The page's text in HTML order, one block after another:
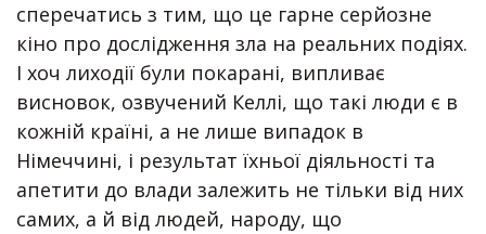
сперечатись з тим, що це гарне серйозне
кіно про дослідження зла на реальних подіях.
І хоч лиходії були покарані, випливає
висновок, озвучений Келлі, що такі люди є в
кожній країні, а не лише випадок в
Німеччині, і результат їхньої діяльності та
апетити до влади залежить не тільки від них
самих, а й від людей, народу, що